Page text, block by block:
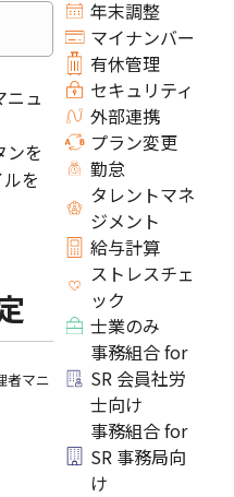
ニュ
ンを
を
者マニ
年末調整
マイナンバー
有休管理
セキュリティ
外部連携
プラン変更
勤怠
タレントマネ
ジメント
給与計算
ストレスチェ
ック
士業のみ
事務組合 for
SR 会員社労
士向け
事務組合 for
SR 事務局向
け